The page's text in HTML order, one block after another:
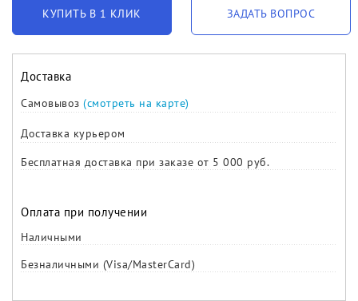
КУПИТЬ В 1 КЛИК ЗАДАТЬ ВОПРОС
Доставка
Самовывоз (смотреть на карте)
Доставка курьером
Бесплатная доставка при заказе от 5 000 руб.
Оплата при получении
Наличными
Безналичными (Visa/MasterCard)